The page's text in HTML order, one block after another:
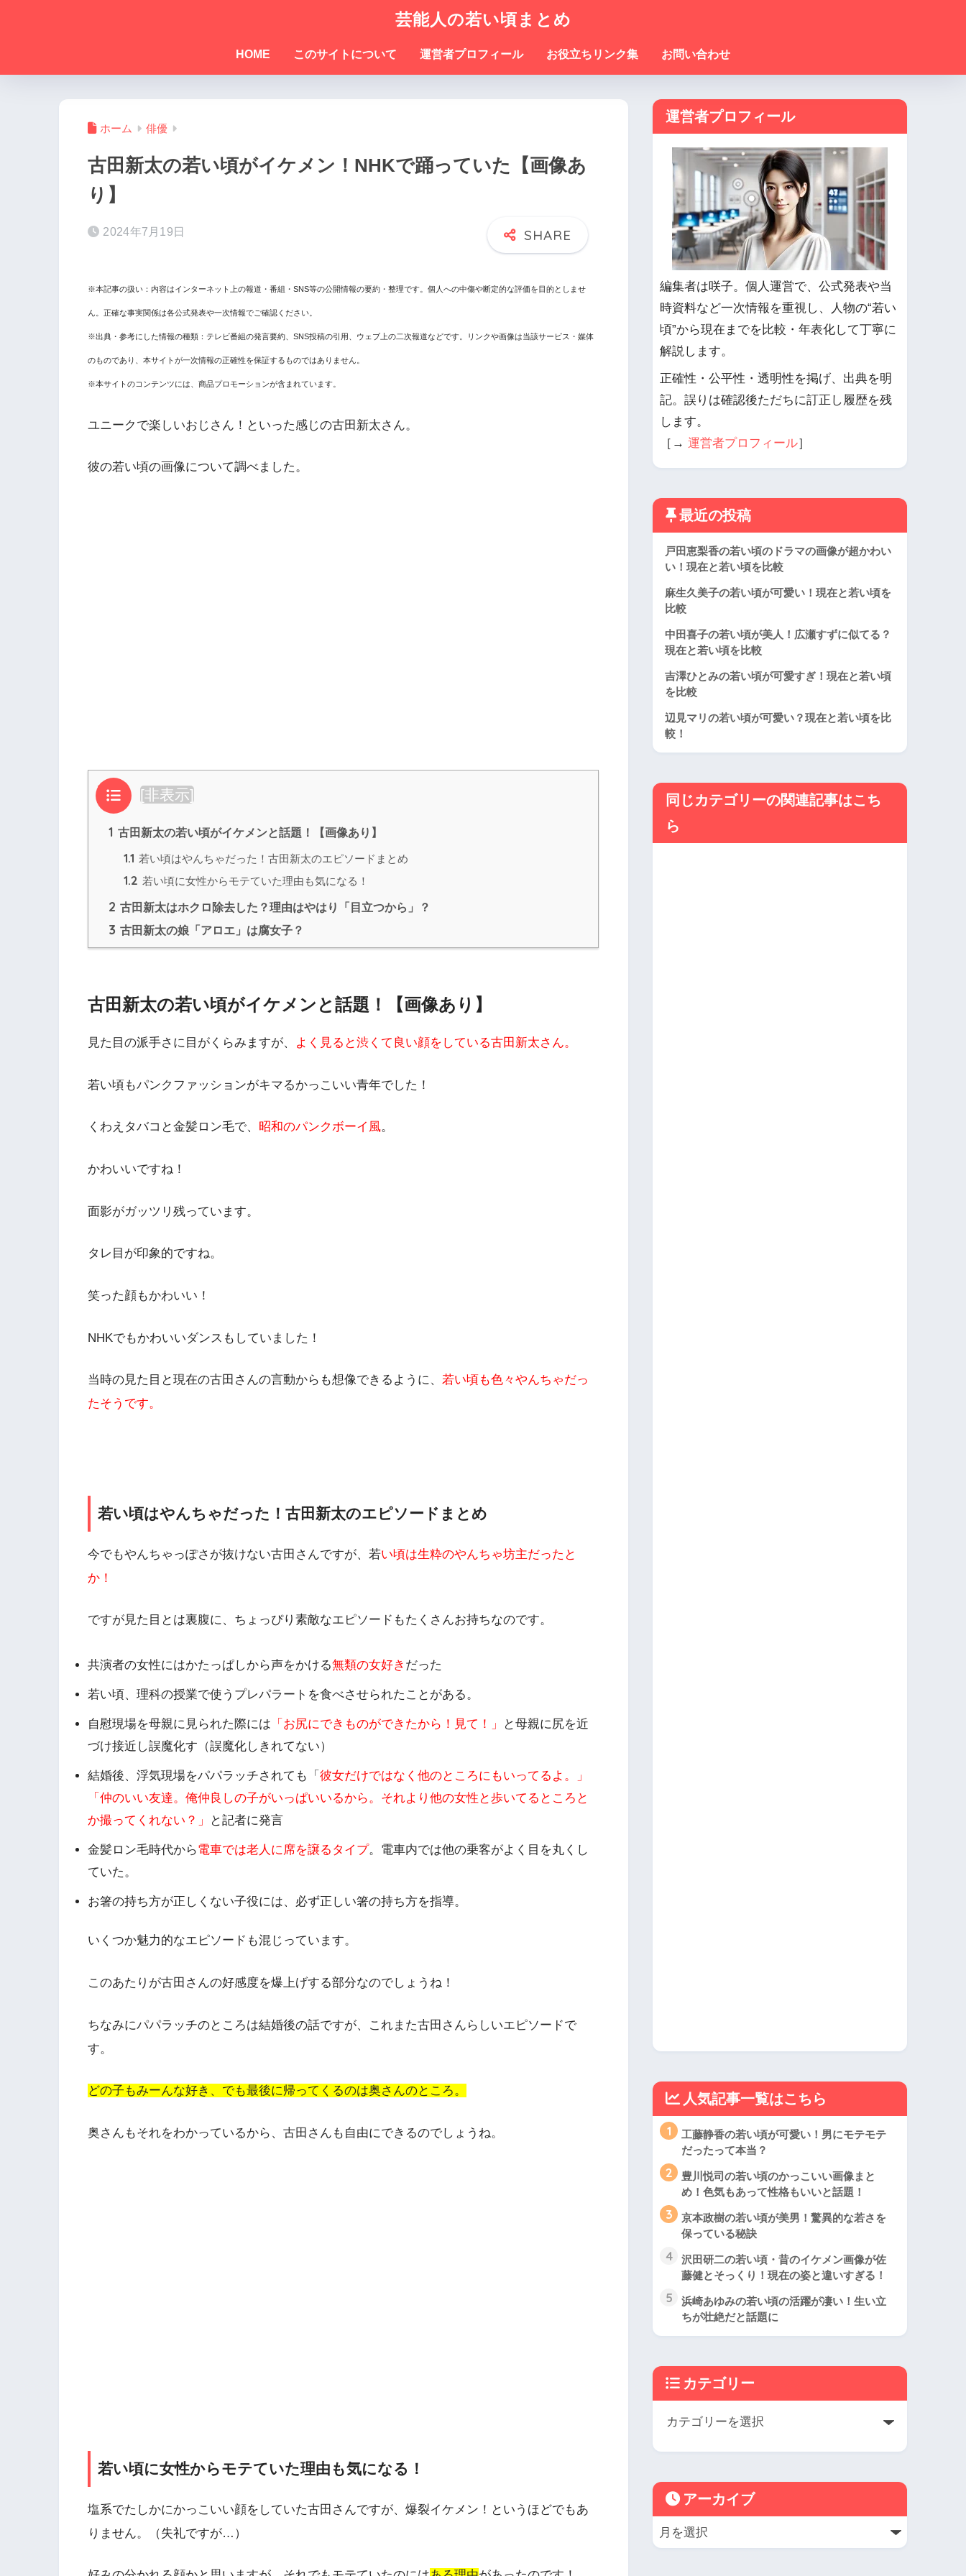
芸能人の若い頃まとめ
HOME このサイトについて 運営者プロフィール お役立ちリンク集 お問い合わせ
ホーム 俳優
古田新太の若い頃がイケメン！NHKで踊っていた【画像あ
り】
2024年7月19日
※本記事の扱い：内容はインターネット上の報道・番組・SNS等の公開情報の要約・整理です。個人への中傷や断定的な評価を目的としませ
ん。正確な事実関係は各公式発表や一次情報でご確認ください。
※出典・参考にした情報の種類：テレビ番組の発言要約、SNS投稿の引用、ウェブ上の二次報道などです。リンクや画像は当該サービス・媒体
のものであり、本サイトが一次情報の正確性を保証するものではありません。
※本サイトのコンテンツには、商品プロモーションが含まれています。
ユニークで楽しいおじさん！といった感じの古田新太さん。
彼の若い頃の画像について調べました。
目次 [非表示]
1 古田新太の若い頃がイケメンと話題！【画像あり】
1.1 若い頃はやんちゃだった！古田新太のエピソードまとめ
1.2 若い頃に女性からモテていた理由も気になる！
2 古田新太はホクロ除去した？理由はやはり「目立つから」？
3 古田新太の娘「アロエ」は腐女子？
古田新太の若い頃がイケメンと話題！【画像あり】
見た目の派手さに目がくらみますが、 よく見ると渋くて良い顔をしている古田新太さん。
若い頃もパンクファッションがキマるかっこいい青年でした！
くわえタバコと金髪ロン毛で、 昭和のパンクボーイ風。
かわいいですね！
面影がガッツリ残っています。
タレ目が印象的ですね。
笑った顔もかわいい！
NHKでもかわいいダンスもしていました！
当時の見た目と現在の古田さんの言動からも想像できるように、 若い頃も色々やんちゃだっ
たそうです。
若い頃はやんちゃだった！古田新太のエピソードまとめ
今でもやんちゃっぽさが抜けない古田さんですが、若い頃は生粋のやんちゃ坊主だったと
か！
ですが見た目とは裏腹に、 ちょっぴり素敵なエピソード もたくさんお持ちなのです。
共演者の女性にはかたっぱしから声をかける無類の女好き だった
若い頃、 理科の授業で使うプレパラートを食べさせられた ことがある。
自慰現場を母親に見られた際には 「お尻にできものができたから！見て！」
と母親に尻を近
づけ接近し誤魔化す （誤魔化しきれてない）
結婚後、浮気現場をパパラッチされても「 彼女だけではなく他のところにもいってるよ。」
「仲のいい友達。俺仲良しの子がいっぱいいるから。それより他の女性と歩いてるところと
か撮ってくれない？」
と記者に発言
金髪ロン毛時代から電車では老人に席を譲るタイプ。電車内では他の乗客がよく目を丸くし
ていた。
お箸の持ち方が正しくない子役には、 必ず正しい箸の持ち方を指導。
いくつか魅力的なエピソードも混じっています。
このあたりが古田さんの好感度を爆上げする部分なのでしょうね！
ちなみにパパラッチのところは結婚後の話ですが、これまた古田さんらしいエピソードで
す。
どの子もみーんな好き、でも最後に帰ってくるのは奥さんのところ。
奥さんもそれをわかっているから、古田さんも自由にできるのでしょうね。
若い頃に女性からモテていた理由も気になる！
塩系でたしかにかっこいい顔をしていた古田さんですが、 爆裂イケメン！というほどでもあ
りません。（失礼ですが…）
運営者プロフィール
編集者は咲子。個人運営で、公式発表や当
時資料など一次情報を重視し、人物の“若い
頃”から現在までを比較・年表化して丁寧に
解説します。
正確性・公平性・透明性を掲げ、出典を明
記。誤りは確認後ただちに訂正し履歴を残
します。
［→ 運営者プロフィール］
最近の投稿
戸田恵梨香の若い頃のドラマの画像が超かわい
い！現在と若い頃を比較
麻生久美子の若い頃が可愛い！現在と若い頃を
比較
中田喜子の若い頃が美人！広瀬すずに似てる？
現在と若い頃を比較
吉澤ひとみの若い頃が可愛すぎ！現在と若い頃
を比較
辺見マリの若い頃が可愛い？現在と若い頃を比
較！
同じカテゴリーの関連記事はこち
ら
人気記事一覧はこちら
1
工藤静香の若い頃が可愛い！男にモテモテ
だったって本当？
2
豊川悦司の若い頃のかっこいい画像まと
め！色気もあって性格もいいと話題！
3
京本政樹の若い頃が美男！驚異的な若さを
保っている秘訣
4
沢田研二の若い頃・昔のイケメン画像が佐
藤健とそっくり！現在の姿と違いすぎる！
5
浜崎あゆみの若い頃の活躍が凄い！生い立
ちが壮絶だと話題に
カテゴリー
アーカイブ